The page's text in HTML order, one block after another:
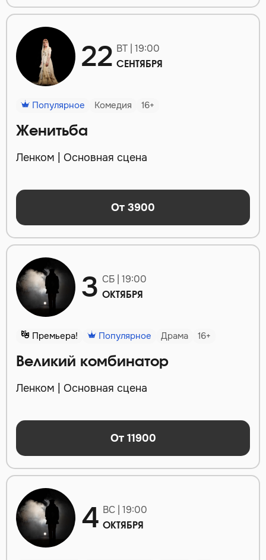
22 ВТ | 19:00
СЕНТЯБРЯ
Популярное Комедия 16+
Женитьба
Ленком | Основная сцена
От 3900
3 СБ | 19:00
ОКТЯБРЯ
Премьера! Популярное Драма 16+
Великий комбинатор
Ленком | Основная сцена
От 11900
4 ВС | 19:00
ОКТЯБРЯ